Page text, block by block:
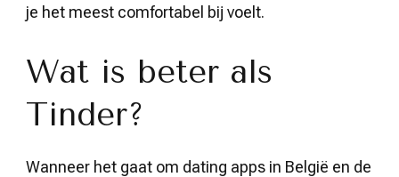
je het meest comfortabel bij voelt.
Wat is beter als
Tinder?
Wanneer het gaat om dating apps in België en de